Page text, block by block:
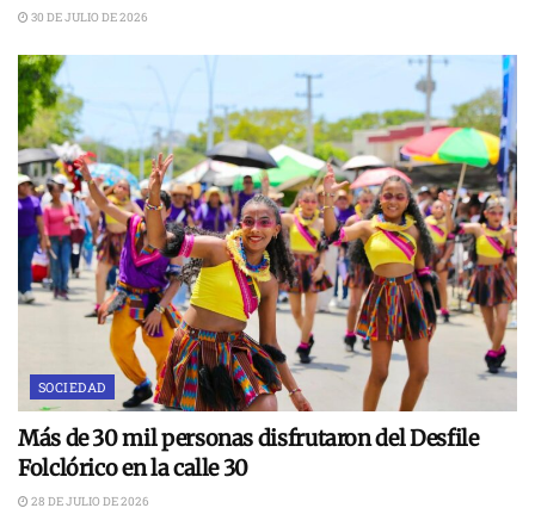
30 DE JULIO DE 2026
SOCIEDAD
Más de 30 mil personas disfrutaron del Desfile
Folclórico en la calle 30
28 DE JULIO DE 2026